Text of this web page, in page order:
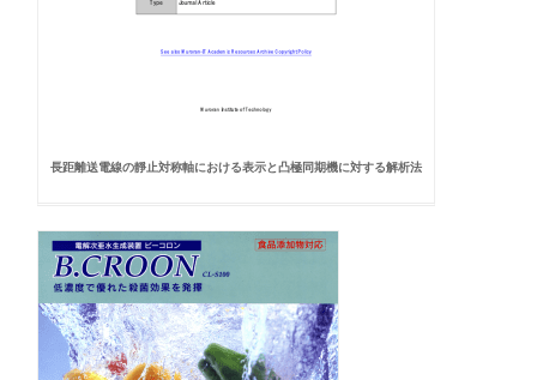
長距離送電線の靜止対称軸における表示と凸極同期機に対する解析法